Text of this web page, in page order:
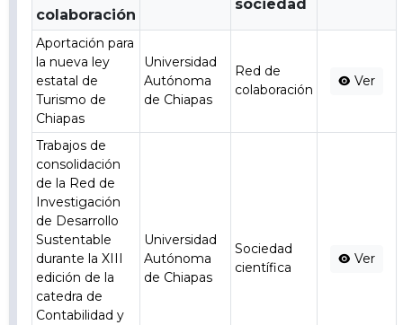
colaboración
sociedad
Aportación para
la nueva ley
estatal de
Turismo de
Chiapas
Universidad
Autónoma
de Chiapas
Red de
colaboración
Ver
Trabajos de
consolidación
de la Red de
Investigación
de Desarrollo
Sustentable
durante la XIII
edición de la
catedra de
Contabilidad y
Universidad
Autónoma
de Chiapas
Sociedad
científica
Ver